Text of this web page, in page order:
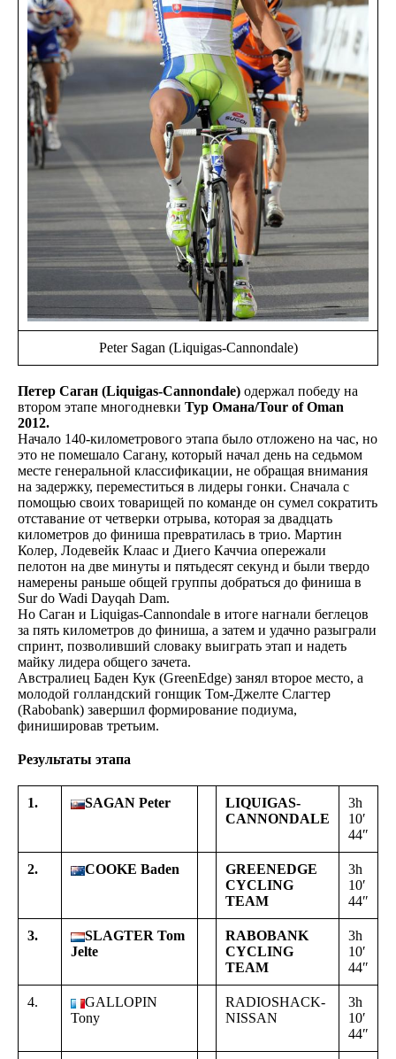
Peter Sagan (Liquigas-Cannondale)
Петер Саган (Liquigas-Cannondale) одержал победу на
втором этапе многодневки Тур Омана/Tour of Oman
2012.
Начало 140-километрового этапа было отложено на час, но
это не помешало Сагану, который начал день на седьмом
месте генеральной классификации, не обращая внимания
на задержку, переместиться в лидеры гонки. Сначала с
помощью своих товарищей по команде он сумел сократить
отставание от четверки отрыва, которая за двадцать
километров до финиша превратилась в трио. Мартин
Колер, Лодевейк Клаас и Диего Каччиа опережали
пелотон на две минуты и пятьдесят секунд и были твердо
намерены раньше общей группы добраться до финиша в
Sur do Wadi Dayqah Dam.
Но Саган и Liquigas-Cannondale в итоге нагнали беглецов
за пять километров до финиша, а затем и удачно разыграли
спринт, позволивший словаку выиграть этап и надеть
майку лидера общего зачета.
Австралиец Баден Кук (GreenEdge) занял второе место, а
молодой голландский гонщик Том-Джелте Слагтер
(Rabobank) завершил формирование подиума,
финишировав третьим.
Результаты этапа
1. SAGAN Peter
LIQUIGAS-
CANNONDALE
3h
10′
44″
2. COOKE Baden
GREENEDGE
CYCLING
TEAM
3h
10′
44″
3.
SLAGTER Tom
Jelte
RABOBANK
CYCLING
TEAM
3h
10′
44″
4.
GALLOPIN
Tony
RADIOSHACK-
NISSAN
3h
10′
44″